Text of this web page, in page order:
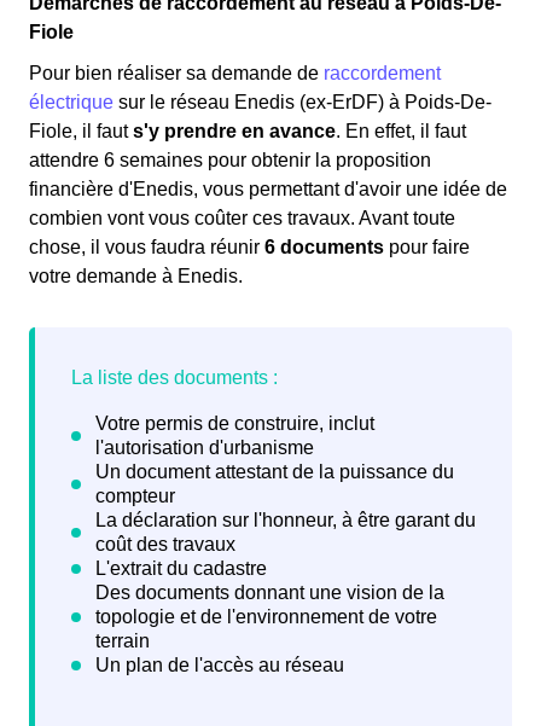
Fiole
Pour bien réaliser sa demande de raccordement
électrique sur le réseau Enedis (ex-ErDF) à Poids-De-
Fiole, il fauts'y prendre en avance. En effet, il faut
attendre 6 semaines pour obtenir la proposition
financière d'Enedis, vous permettant d'avoir une idée de
combien vont vous coûter ces travaux. Avant toute
chose, il vous faudra réunir 6 documents pour faire
votre demande à Enedis.